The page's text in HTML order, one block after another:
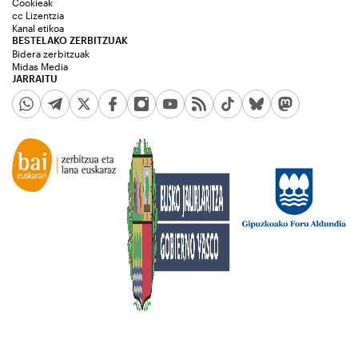
JARRAITU
Cookieak
cc Lizentzia
Kanal etikoa
BESTELAKO ZERBITZUAK
Bidera zerbitzuak
Midas Media